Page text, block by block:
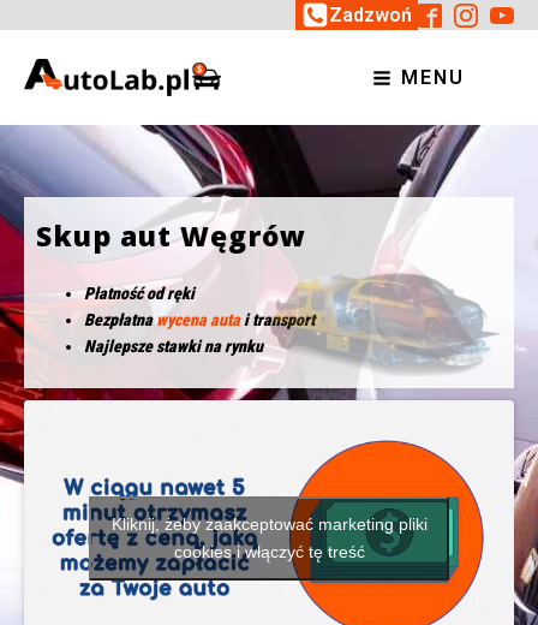
Zadzwoń
MENU
Skup aut Węgrów
Płatność od ręki
Bezpłatnawycena autai transport
Najlepsze stawki na rynku
Kliknij, żeby zaakceptować marketing pliki
cookies i włączyć tę treść